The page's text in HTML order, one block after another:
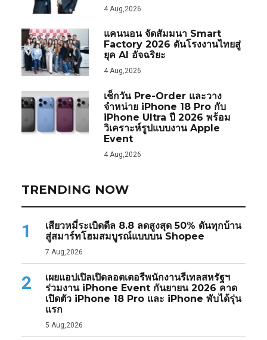
4 Aug,2026
แคนนอน จัดสัมมนา Smart
Factory 2026 ดันโรงงานไทยสู่
ยุค AI อัจฉริยะ
4 Aug,2026
เช็กวัน Pre-Order และวาง
จำหน่าย iPhone 18 Pro กับ
iPhone Ultra ปี 2026 พร้อม
วิเคราะห์รูปแบบงาน Apple
Event
4 Aug,2026
TRENDING NOW
1
เสียวหมี่ระเบิดดีล 8.8 ลดสูงสุด 50% ดันทุกบ้าน
สู่สมาร์ทโฮมสมบูรณ์แบบบน Shopee
7 Aug,2026
2
เผยแอปเปิลเปิดลอตเตอรีพนักงานรีเทลสหรัฐฯ
ร่วมงาน iPhone Event กันยายน 2026 คาด
เปิดตัว iPhone 18 Pro และ iPhone พับได้รุ่น
แรก
5 Aug,2026